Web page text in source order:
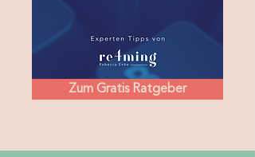
Zum Gratis Ratgeber